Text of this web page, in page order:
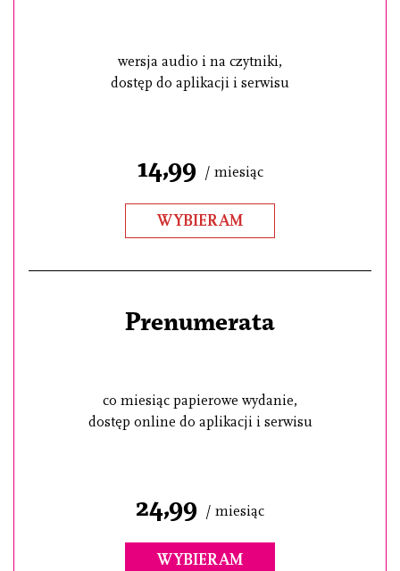
wersja audio i na czytniki,
dostęp do aplikacji i serwisu
14,99 / miesiąc
WYBIERAM
Prenumerata
co miesiąc papierowe wydanie,
dostęp online do aplikacji i serwisu
24,99 / miesiąc
WYBIERAM